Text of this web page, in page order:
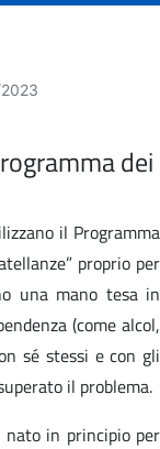
dei
il Programma
proprio per
una mano tesa in
(come alcol,
sé stessi e con gli
il problema.
nato in principio per